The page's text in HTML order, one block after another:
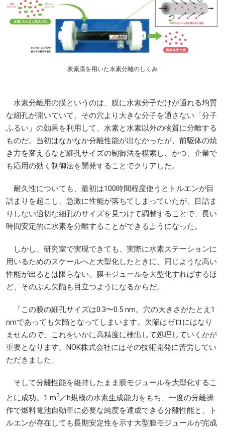
炭素膜を用いた水素分離のしくみ
水素分離用の膜というのは、膜に水素分子だけが通れる均質
な細孔が開いていて、その穴より大きな分子を通さない「分子
ふるい」の効果を利用して、水素と水素以外の物質に分離する
ものだ。当初はなかなか分離性能が出なかったが、前駆体の焼
き方を変えるなど細孔サイズの制御法を模索し、かつ、企業で
も応用の効く制御法を開発することでクリアした。
耐久性についても、最初は100時間程度使うとトルエンが目
詰まりを起こし、急激に性能が落ちてしまっていたが、目詰ま
りしない適切な細孔のサイズを見つけて調整することで、長い
時間安定的に水素を分離することができるようになった。
しかし、研究室で実現できても、実際に水素ステーションに
用いるためのスケールへと大型化したときに、同じような高い
性能が出るとは限らない。膜モジュールを大型化すればするほ
ど、そのぶん欠陥も目立つようになるからだ。
「この膜の細孔サイズは0.3〜0.5 nm。穴の大きさがたとえ1
nmであっても欠陥となってしまいます。欠陥はゼロにはなり
ませんので、これをいかに高精度に検出して処理していくかが
重要となります。NOK株式会社にはその技術開発に苦労してい
ただきました」
そして分離性能を維持したまま膜モジュールを大型化するこ
とに成功。1 m3／h規模の水素生成能力をもち、一度の分離操
作で燃料電池自動車に必要な純度を達成できる分離性能と、ト
ルエンが存在しても長期安定性を示す大型膜モジュールが完成